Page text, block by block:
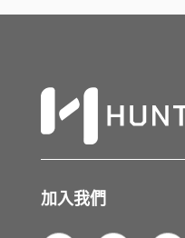
加入我們